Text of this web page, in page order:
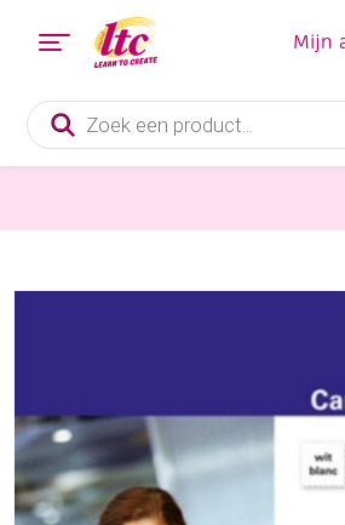
Producten
zoeken
Mijn